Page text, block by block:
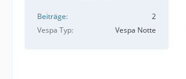
Beiträge
2
Vespa Typ
Vespa Notte